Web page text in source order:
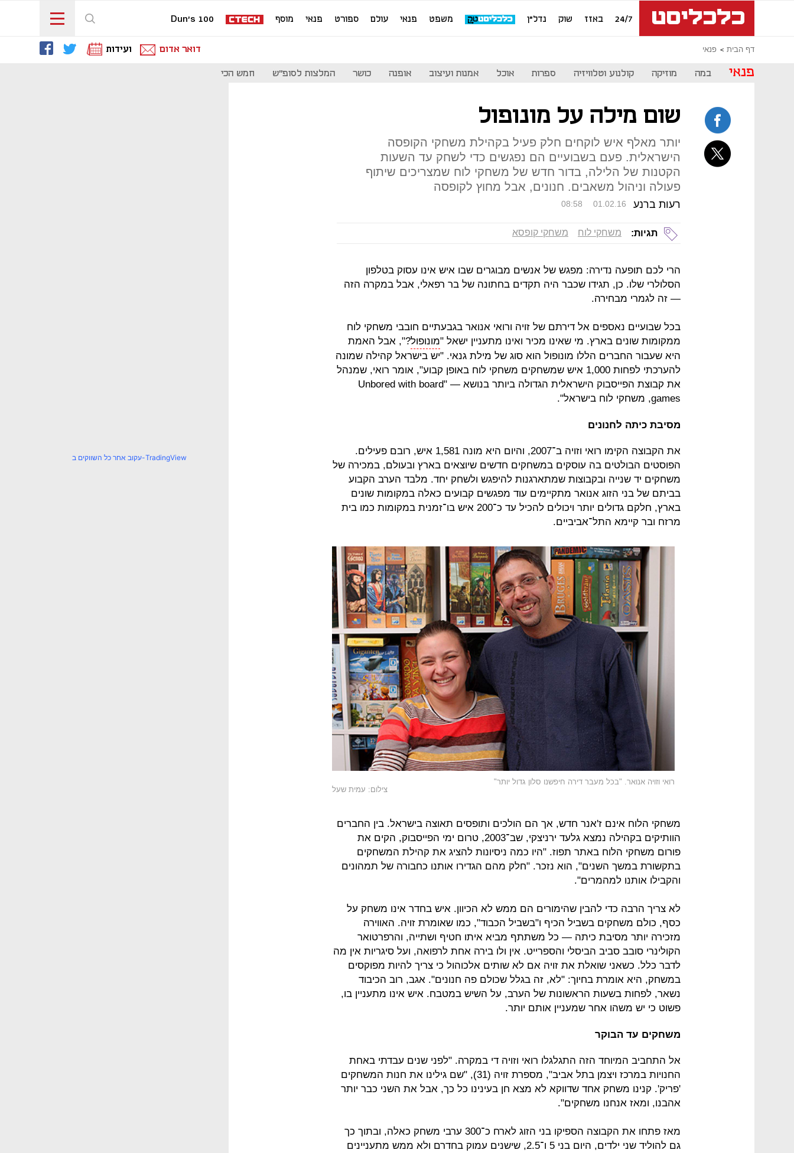
24/7 באזז שוק נדל"ן משפט פנאי עולם ספורט פנאי מוסף Dun's 100
דף הבית פנאי דואר אדום ועידות
פנאי במה מוזיקה קולנוע וטלוויזיה ספרות אוכל אמנות ועיצוב אופנה כושר המלצות לסופ"ש חמש הכי
שום מילה על מונופול
יותר מאלף איש לוקחים חלק פעיל בקהילת משחקי הקופסה
הישראלית. פעם בשבועיים הם נפגשים כדי לשחק עד השעות
הקטנות של הלילה, בדור חדש של משחקי לוח שמצריכים שיתוף
פעולה וניהול משאבים. חנונים, אבל מחוץ לקופסה
רעות ברנע 08:58 01.02.16
תגיות: משחקי לוח משחקי קופסא
הרי לכם תופעה נדירה: מפגש של אנשים מבוגרים שבו איש אינו עסוק בטלפון
הסלולרי שלו. כן, תגידו שכבר היה תקדים בחתונה של בר רפאלי, אבל במקרה הזה
— זה לגמרי מבחירה.
בכל שבועיים נאספים אל דירתם של זויה ורואי אנואר בגבעתיים חובבי משחקי לוח
ממקומות שונים בארץ. מי שאינו מכיר ואינו מתעניין ישאל "מונופול?", אבל האמת
היא שעבור החברים הללו מונופול הוא סוג של מילת גנאי. "יש בישראל קהילה שמונה
להערכתי לפחות 1,000 איש שמשחקים משחקי לוח באופן קבוע", אומר רואי, שמנהל
את קבוצת הפייסבוק הישראלית הגדולה ביותר בנושא — "Unbored with board
games, משחקי לוח בישראל".
מסיבת כיתה לחנונים
את הקבוצה הקימו רואי וזויה ב־2007, והיום היא מונה 1,581 איש, רובם פעילים.
הפוסטים הבולטים בה עוסקים במשחקים חדשים שיוצאים בארץ ובעולם, במכירה של
משחקים יד שנייה ובקבוצות שמתארגנות להיפגש ולשחק יחד. מלבד הערב הקבוע
בביתם של בני הזוג אנואר מתקיימים עוד מפגשים קבועים כאלה במקומות שונים
בארץ, חלקם גדולים יותר ויכולים להכיל עד כ־200 איש בו־זמנית במקומות כמו בית
מרזח ובר קיימא התל־אביביים.
רואי וזויה אנואר. "בכל מעבר דירה חיפשנו סלון גדול יותר"
צילום: עמית שעל
משחקי הלוח אינם ז'אנר חדש, אך הם הולכים ותופסים תאוצה בישראל. בין החברים
הוותיקים בקהילה נמצא גלעד ירניצקי, שב־2003, טרום ימי הפייסבוק, הקים את
פורום משחקי הלוח באתר תפוז. "היו כמה ניסיונות להציג את קהילת המשחקים
בתקשורת במשך השנים", הוא נזכר. "חלק מהם הגדירו אותנו כחבורה של תמהונים
והקבילו אותנו למהמרים".
לא צריך הרבה כדי להבין שהימורים הם ממש לא הכיוון. איש בחדר אינו משחק על
כסף, כולם משחקים בשביל הכיף ו"בשביל הכבוד", כמו שאומרת זויה. האווירה
מזכירה יותר מסיבת כיתה — כל משתתף מביא איתו חטיף ושתייה, והרפרטואר
הקולינרי סובב סביב הביסלי והספרייט. אין ולו בירה אחת לרפואה, ועל סיגריות אין מה
לדבר כלל. כשאני שואלת את זויה אם לא שותים אלכוהול כי צריך להיות מפוקסים
במשחק, היא אומרת בחיוך: "לא, זה בגלל שכולם פה חנונים". אגב, רוב הכיבוד
נשאר, לפחות בשעות הראשונות של הערב, על השיש במטבח. איש אינו מתעניין בו,
פשוט כי יש משהו אחר שמעניין אותם יותר.
משחקים עד הבוקר
אל התחביב המיוחד הזה התגלגלו רואי וזויה די במקרה. "לפני שנים עבדתי באחת
החנויות במרכז ויצמן בתל אביב", מספרת זויה (31), "שם גילינו את חנות המשחקים
'פריק'. קנינו משחק אחד שדווקא לא מצא חן בעינינו כל כך, אבל את השני כבר יותר
אהבנו, ומאז אנחנו משחקים".
מאז פתחו את הקבוצה הספיקו בני הזוג לארח כ־300 ערבי משחק כאלה, ובתוך כך
גם להוליד שני ילדים, היום בני 5 ו־2.5, שישנים עמוק בחדרם ולא ממש מתעניינים
עקוב אחר כל השווקים ב-TradingView